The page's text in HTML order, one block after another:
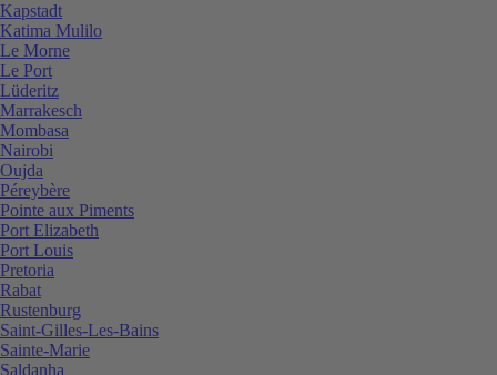
Kapstadt
Katima Mulilo
Le Morne
Le Port
Lüderitz
Marrakesch
Mombasa
Nairobi
Oujda
Péreybère
Pointe aux Piments
Port Elizabeth
Port Louis
Pretoria
Rabat
Rustenburg
Saint-Gilles-Les-Bains
Sainte-Marie
Saldanha